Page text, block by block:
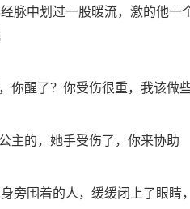
脉中划过一股暖流，激的他
你醒了？你受伤很重，我该做
主的，她手受伤了，你来协助
旁围着的人，缓缓闭上了眼睛